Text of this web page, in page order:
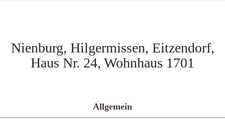
Nienburg, Hilgermissen, Eitzendorf,
Haus Nr. 24, Wohnhaus 1701
Allgemein